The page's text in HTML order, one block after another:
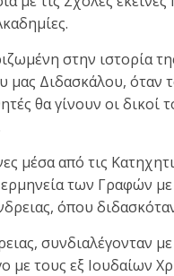
στην ιστορία
Διδασκάλου, όταν
θα γίνουν οι
μέσα από τις
ερμηνεία των Γραφών
όπου
συνδιαλέγονταν
με τους εξ Ιουδαίων